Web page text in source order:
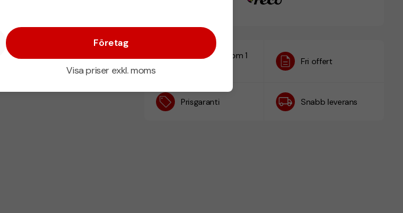
Företag
Visa priser exkl. moms
Designskiss inom 1
Fri offert
Prisgaranti Snabb leverans